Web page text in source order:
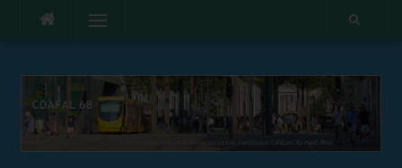
Menu